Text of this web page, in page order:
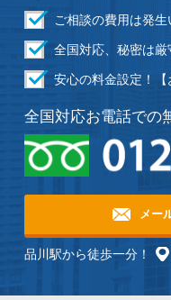
ご相談の費用は発生
全国対応、秘密は厳
安心の料⾦設定！【
全国対応お電話での
メー
品川駅から徒歩一分！